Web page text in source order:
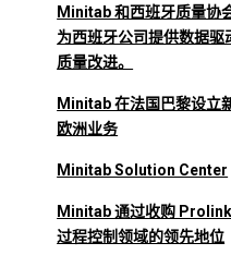
Minitab 和西班牙质量协
为西班牙公司提供数据驱
质量改进。
Minitab 在法国巴黎设立
欧洲业务
Minitab Solution Center
Minitab 通过收购
过程控制领域的领先地位